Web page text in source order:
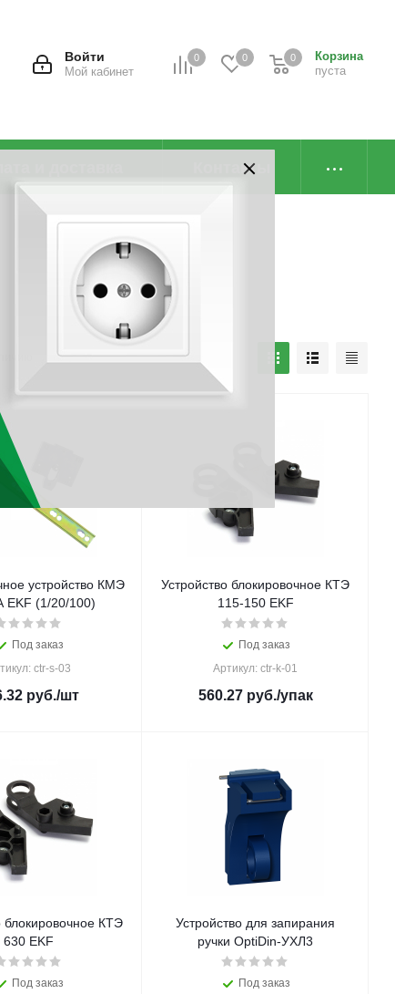
0 0
Корзина
пуста
0
Войти
Мой кабинет
Контакты
устройство КМЭ
EKF (1/20/100)
Под заказ
ctr-s-03
руб./шт
Устройство блокировочное КТЭ
115-150 EKF
Под заказ
Артикул: ctr-k-01
560.27руб./упак
блокировочное КТЭ
630 EKF
Под заказ
Устройство для запирания
ручки OptiDin-УХЛ3
Под заказ